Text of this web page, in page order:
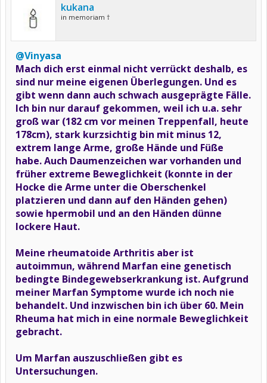
kukana
in memoriam †
@Vinyasa
Mach dich erst einmal nicht verrückt deshalb, es
sind nur meine eigenen Überlegungen. Und es
gibt wenn dann auch schwach ausgeprägte Fälle.
Ich bin nur darauf gekommen, weil ich u.a. sehr
groß war (182 cm vor meinen Treppenfall, heute
178cm), stark kurzsichtig bin mit minus 12,
extrem lange Arme, große Hände und Füße
habe. Auch Daumenzeichen war vorhanden und
früher extreme Beweglichkeit (konnte in der
Hocke die Arme unter die Oberschenkel
platzieren und dann auf den Händen gehen)
sowie hpermobil und an den Händen dünne
lockere Haut.
Meine rheumatoide Arthritis aber ist
autoimmun, während Marfan eine genetisch
bedingte Bindegewebserkrankung ist. Aufgrund
meiner Marfan Symptome wurde ich noch nie
behandelt. Und inzwischen bin ich über 60. Mein
Rheuma hat mich in eine normale Beweglichkeit
gebracht.
Um Marfan auszuschließen gibt es
Untersuchungen.